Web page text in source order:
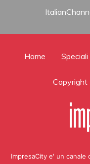
Home Speciali
Copyright
ImpresaCity e' un